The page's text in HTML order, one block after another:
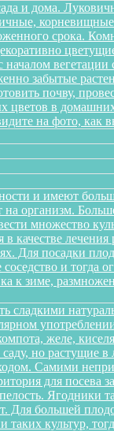
и дома.
срока.
началом
забытые
почву,
цветов в
на фото, как
и имеют
на организм.
множество
качестве
Для посадки
и тогда
к зиме,
сладкими
желе,
но растущие в
Самими
для посева
Ягодники
Для большей
культур,